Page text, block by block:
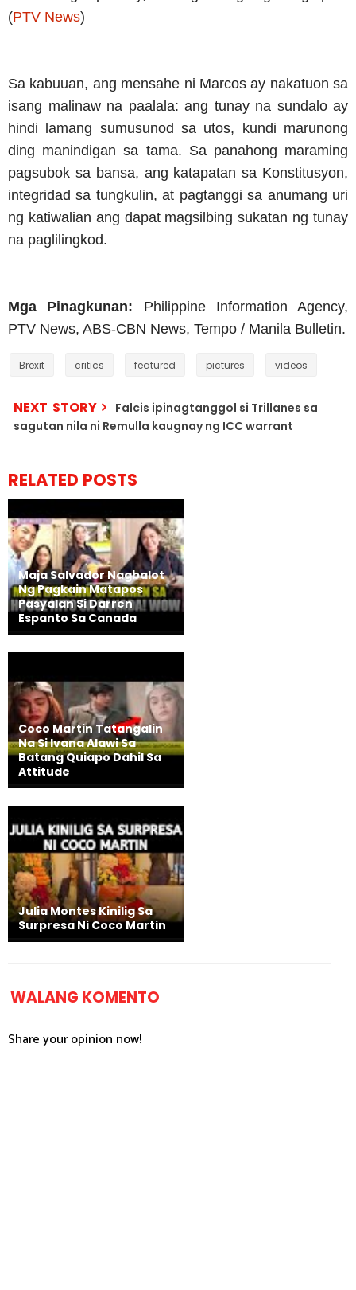
(PTV News)
Sa kabuuan, ang mensahe ni Marcos ay nakatuon sa
isang malinaw na paalala: ang tunay na sundalo ay
hindi lamang sumusunod sa utos, kundi marunong
ding manindigan sa tama. Sa panahong maraming
pagsubok sa bansa, ang katapatan sa Konstitusyon,
integridad sa tungkulin, at pagtanggi sa anumang uri
ng katiwalian ang dapat magsilbing sukatan ng tunay
na paglilingkod.
Mga Pinagkunan: Philippine Information Agency,
PTV News, ABS-CBN News, Tempo / Manila Bulletin.
Brexit critics featured pictures videos
NEXT STORY
Falcis ipinagtanggol si Trillanes sa
sagutan nila ni Remulla kaugnay ng ICC warrant
RELATED POSTS
Maja Salvador Nagbalot
Ng Pagkain Matapos
Pasyalan Si Darren
Espanto Sa Canada
Coco Martin Tatangalin
Na Si Ivana Alawi Sa
Batang Quiapo Dahil Sa
Attitude
Julia Montes Kinilig Sa
Surpresa Ni Coco Martin
WALANG KOMENTO
Share your opinion now!